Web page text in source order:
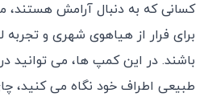
کسانی که به دنبال آرامش هستند،
برای فرار از هیاهوی شهری و
باشند. در این کمپ ‌ها، می‌ توانید
طبیعی اطراف خود نگاه می‌ کنید،